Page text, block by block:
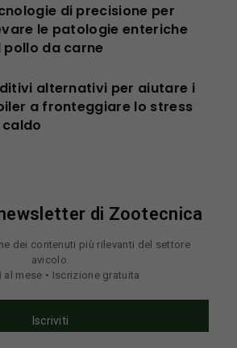
di precisione per
le patologie enteriche
pollo da carne
alternativi per aiutare i
a fronteggiare lo stress
di Zootecnica
dei contenuti più rilevanti del settore
avicolo.
al mese • Iscrizione gratuita
Iscriviti